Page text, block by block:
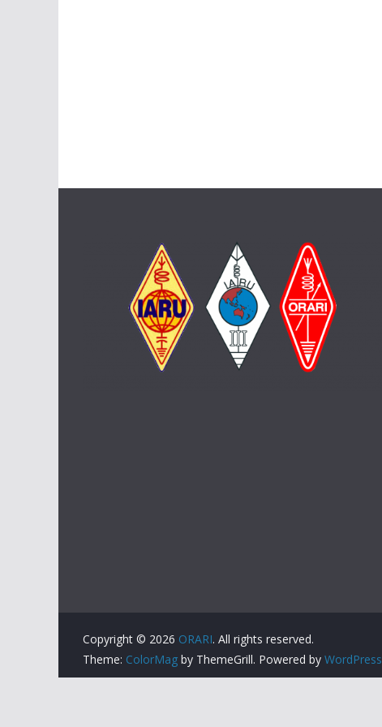
Copyright © 2026 ORARI. All rights reserved.
Theme: ColorMag by ThemeGrill. Powered by WordPress